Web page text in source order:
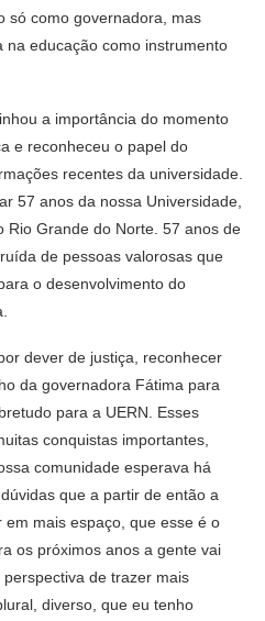
só como governadora, mas
educação como instrumento
a importância do momento
e reconheceu o papel do
recentes da universidade.
57 anos da nossa Universidade,
Rio Grande do Norte. 57 anos de
de pessoas valorosas que
o desenvolvimento do
dever de justiça, reconhecer
da governadora Fátima para
para a UERN. Esses
conquistas importantes,
comunidade esperava há
que a partir de então a
mais espaço, que esse é o
os próximos anos a gente vai
de trazer mais
diverso, que eu tenho